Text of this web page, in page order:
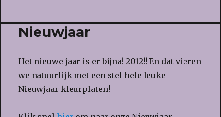
Nieuwjaar
Het nieuwe jaar is er bijna! 2012!! En dat vieren
we natuurlijk met een stel hele leuke
Nieuwjaar kleurplaten!